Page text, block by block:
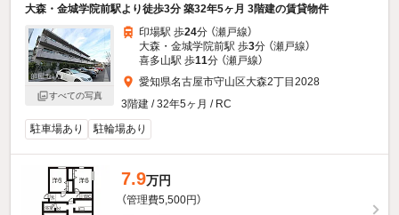
大森・金城学院前駅より徒歩3分 築32年5ヶ月 3階建の賃貸物件
すべての写真
印場駅 歩24分 （瀬戸線）
大森・金城学院前駅 歩3分 （瀬戸線）
喜多山駅 歩11分 （瀬戸線）
愛知県名古屋市守山区大森2丁目2028
3階建 / 32年5ヶ月 / RC
駐車場あり
駐輪場あり
7.9万円
（管理費5,500円）